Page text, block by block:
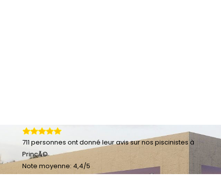
711 personnes ont donné leuravis sur nos piscinistes à
PrincÃ©
Note moyenne: 4,4/5